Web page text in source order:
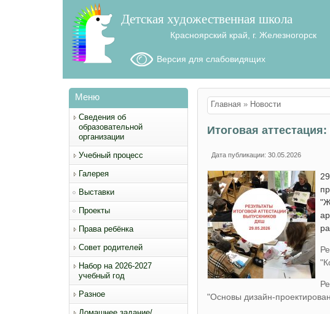
Детская художественная школа
Красноярский край, г. Железногорск
Версия для слабовидящих
Меню
Сведения об
образовательной
организации
Учебный процесс
Галерея
Выставки
Проекты
Права ребёнка
Совет родителей
Набор на 2026-2027
учебный год
Разное
Вы здесь
Главная » Новости
Итоговая
Дата публикации: 30.05.2026
"Основы дизайн-